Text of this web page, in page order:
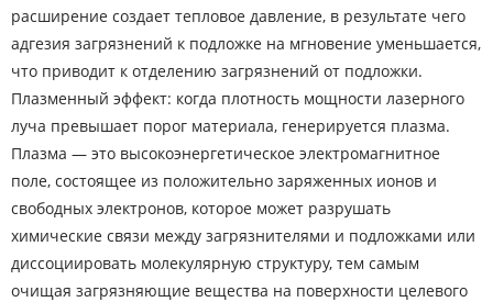
расширение создает тепловое давление, в результате чего
адгезия загрязнений к подложке на мгновение уменьшается,
что приводит к отделению загрязнений от подложки.
Плазменный эффект: когда плотность мощности лазерного
луча превышает порог материала, генерируется плазма.
Плазма — это высокоэнергетическое электромагнитное
поле, состоящее из положительно заряженных ионов и
свободных электронов, которое может разрушать
химические связи между загрязнителями и подложками или
диссоциировать молекулярную структуру, тем самым
очищая загрязняющие вещества на поверхности целевого